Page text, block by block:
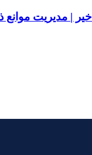
| مدیریت